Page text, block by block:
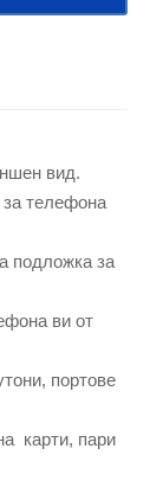
вид.
за телефона
подложка за
ви от
портове
карти, пари